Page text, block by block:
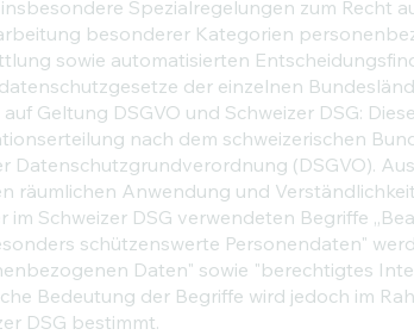
Spezialregelungen zum Recht
besonderer Kategorien
sowie automatisierten
der einzelnen
auf Geltung DSGVO und Schweizer DSG:
nach dem schweizerischen
Datenschutzgrundverordnung (DSGVO).
räumlichen Anwendung und
im Schweizer DSG verwendeten Begriffe
schützenswerte Personendaten"
Daten" sowie "berechtigtes
Bedeutung der Begriffe wird jedoch im
DSG bestimmt.